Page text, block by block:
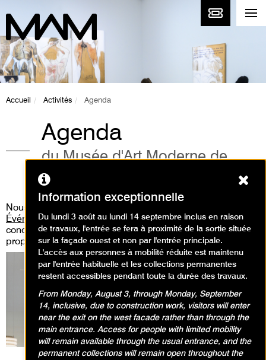
Accueil Activités Agenda
Agenda
du Musée d'Art Moderne de
Paris
Nous vous invitons aussi à consulter
Événements» où vous pourrez découvrir les performances,
concert live, workshop, médiation guidée que nous
proposons.
Expositions en cours
Information exceptionnelle
Du lundi 3 août au lundi 14 septembre inclus en raison
de travaux, l'entrée se fera à proximité de la sortie située
sur la façade ouest et non par l'entrée principale.
L'accès aux personnes à mobilité réduite est maintenu
par l'entrée habituelle et les collections permanentes
restent accessibles pendant toute la durée des travaux.
From Monday, August 3, through Monday, September
14, inclusive, due to construction work, visitors will enter
near the exit on the west facade rather than through the
main entrance. Access for people with limited mobility
will remain available through the usual entrance, and the
permanent collections will remain open throughout the